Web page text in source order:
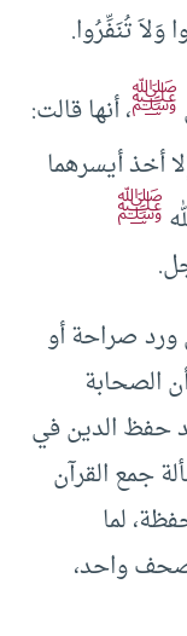
وَلاَ تُنَفِّرُوا.
ﷺ، أنها قالت:
أخذ أيسرهما
ﷺ
ورد صراحة أو
الصحابة
حفظ الدين في
جمع القرآن
لما
واحد،